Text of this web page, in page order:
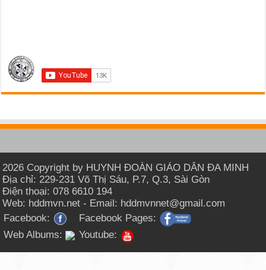
2026 Copyright by HUYNH ĐOÀN GIÁO DÂN ĐA MINH
Địa chỉ: 229-231 Võ Thị Sáu, P.7, Q.3, Sài Gòn
Điện thoại: 078 6610 194
Web: hddmvn.net - Email: hddmvnnet@gmail.com
Facebook:
Facebook Pages:
Web Albums:
Youtube: